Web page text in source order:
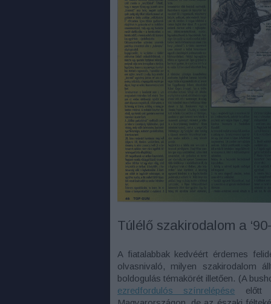
Túlélő szakirodalom a
A fiatalabbak kedvéért érdemes
olvasnivaló, milyen szakirodalom
boldogulás témakörét illetően. (A
ezredfordulós színrelépése előtt